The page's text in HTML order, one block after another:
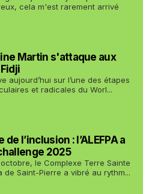
cela m'est rarement arrivé
Martin s'attaque aux
aujourd’hui sur l’une des étapes
et radicales du Worl...
l’inclusion : l’ALEFPA a
2025
le Complexe Terre Sainte
de Saint-Pierre a vibré au rythm...